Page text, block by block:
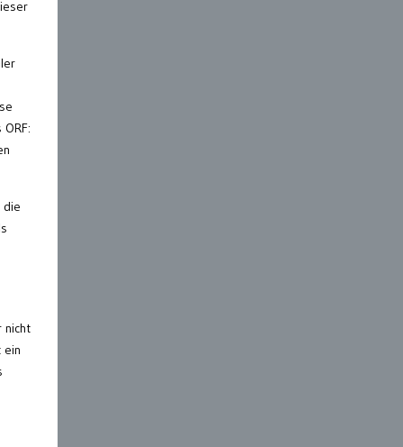
die
nicht
ein